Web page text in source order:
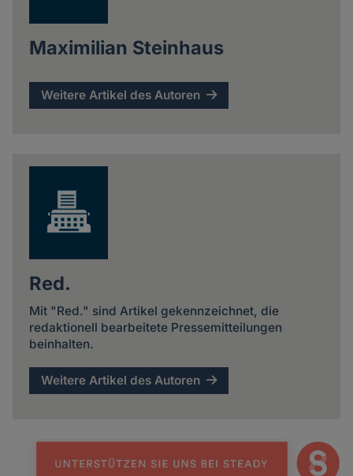
Maximilian Steinhaus
Weitere Artikel des Autoren
Red.
Mit "Red." sind Artikel gekennzeichnet, die
redaktionell bearbeitete Pressemitteilungen
beinhalten.
Weitere Artikel des Autoren